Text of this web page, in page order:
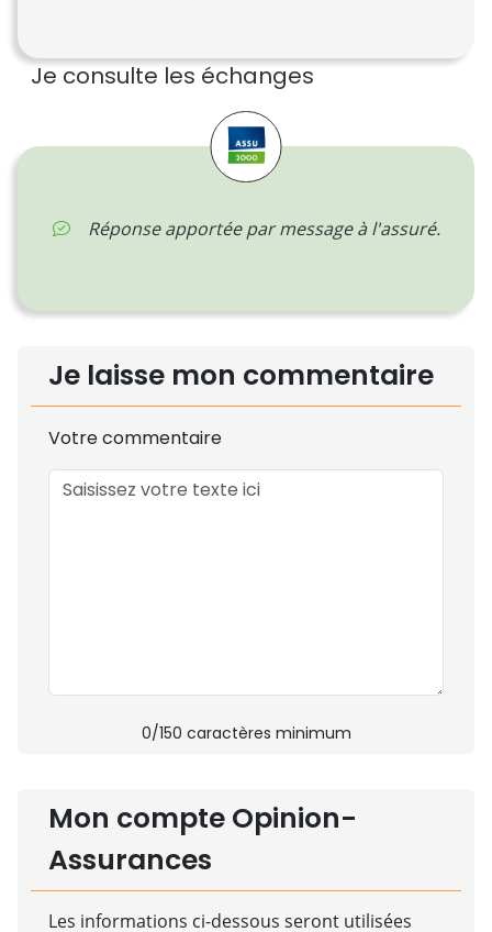
Je consulte les échanges
Réponse apportée par message à l'assuré.
Je laisse mon commentaire
Votre commentaire
0/150 caractères minimum
Mon compte Opinion-
Assurances
Les informations ci-dessous seront utilisées